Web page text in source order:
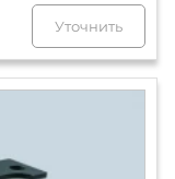
Уточнить